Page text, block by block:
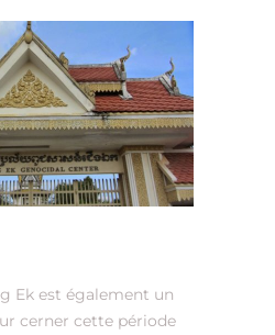
Ek est également un
cerner cette période